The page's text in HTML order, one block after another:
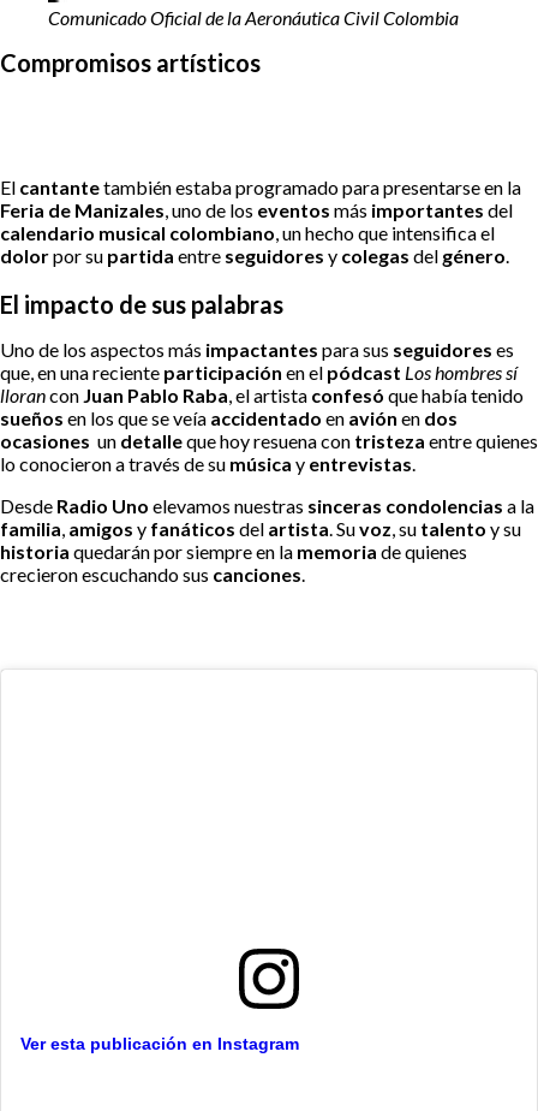
Comunicado Oficial de la Aeronáutica Civil Colombia
Compromisos artísticos
El cantantetambién estaba programado para presentarse en la
Feria de Manizales, uno de los eventos más importantes del
calendario musical colombiano, un hecho que intensifica el
dolorpor su partida entre seguidores y colegas del género.
El impacto de sus palabras
Uno de los aspectos más impactantes para sus seguidores es
que, en una reciente participación en el pódcast Los hombres sí
llorancon Juan Pablo Raba, el artista confesó que había tenido
sueños en los que se veía accidentado en avión en dos
ocasiones un detalleque hoy resuena con tristeza entre quienes
lo conocieron a través de su música y entrevistas.
Desde Radio Uno elevamos nuestras sinceras condolencias a la
familia, amigos y fanáticos del artista. Suvoz, su talento y su
historia quedarán por siempre en la memoria de quienes
crecieron escuchando sus canciones.
Ver esta publicación en Instagram